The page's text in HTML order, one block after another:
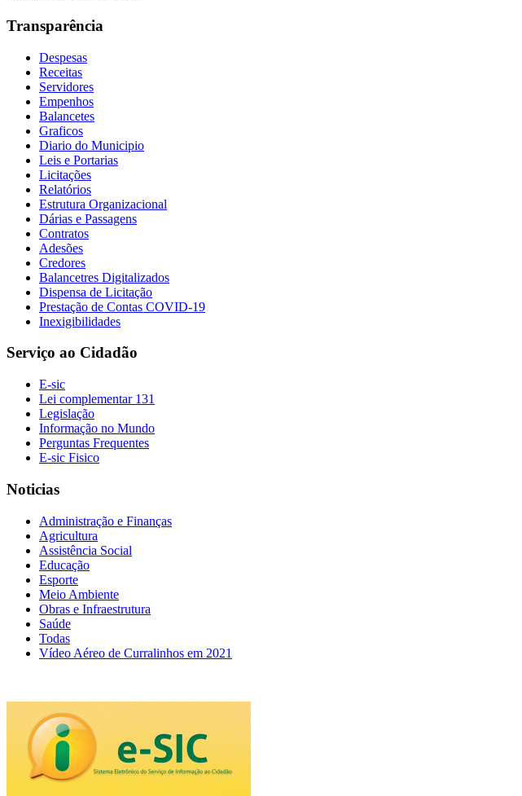
Transparência
Despesas
Receitas
Servidores
Empenhos
Balancetes
Graficos
Diario do Municipio
Leis e Portarias
Licitações
Relatórios
Estrutura Organizacional
Dárias e Passagens
Contratos
Adesões
Credores
Balancetres Digitalizados
Dispensa de Licitação
Prestação de Contas COVID-19
Inexigibilidades
Serviço ao Cidadão
E-sic
Lei complementar 131
Legislação
Informação no Mundo
Perguntas Frequentes
E-sic Fisico
Noticias
Administração e Finanças
Agricultura
Assistência Social
Educação
Esporte
Meio Ambiente
Obras e Infraestrutura
Saúde
Todas
Vídeo Aéreo de Curralinhos em 2021